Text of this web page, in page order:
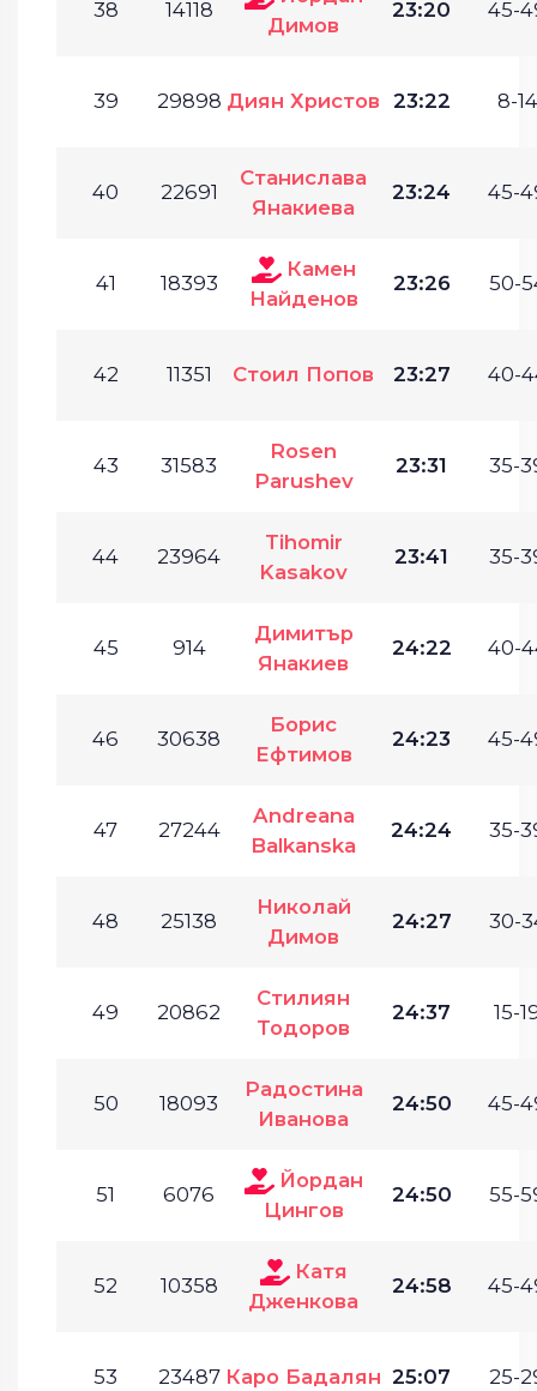
38 14118
Димов
23:20 45-
39 29898 Диян Христов 23:22 8-
40 22691
Станислава
Янакиева
23:24 45-
41 18393
Камен
Найденов
23:26 50-
42 11351 Стоил Попов 23:27 40-
43 31583
Rosen
Parushev
23:31 35-
44 23964
Tihomir
Kasakov
23:41 35-
45 914
Димитър
Янакиев
24:22 40-
46 30638
Борис
Ефтимов
24:23 45-
47 27244
Andreana
Balkanska
24:24 35-
48 25138
Николай
Димов
24:27 30-
49 20862
Стилиян
Тодоров
24:37 15-
50 18093
Радостина
Иванова
24:50 45-
51 6076
Йордан
Цингов
24:50 55-
52 10358
Катя
Дженкова
24:58 45-
53 23487 Каро Бадалян 25:07 25-